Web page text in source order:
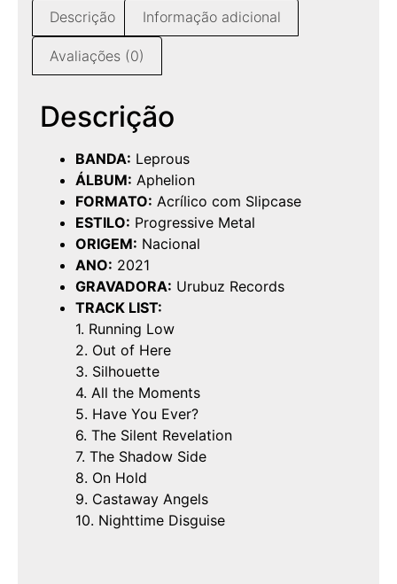
Descrição Informação adicional
Avaliações (0)
Descrição
BANDA: Leprous
ÁLBUM: Aphelion
FORMATO: Acrílico com Slipcase
ESTILO: Progressive Metal
ORIGEM: Nacional
ANO: 2021
GRAVADORA: Urubuz Records
TRACK LIST:
1. Running Low
2. Out of Here
3. Silhouette
4. All the Moments
5. Have You Ever?
6. The Silent Revelation
7. The Shadow Side
8. On Hold
9. Castaway Angels
10. Nighttime Disguise